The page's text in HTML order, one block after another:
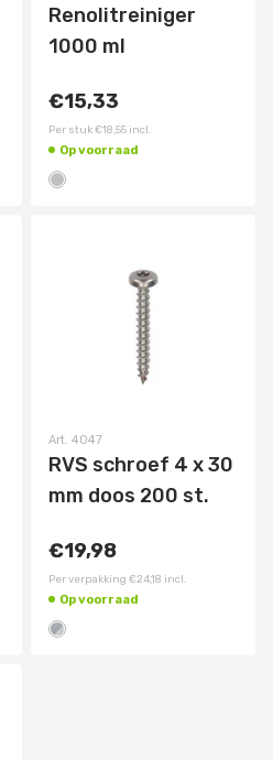
Renolitreiniger
1000 ml
€15,33
Per stuk€18,55 incl.
Op voorraad
Art. 4047
RVS schroef 4 x 30
mm doos 200 st.
€19,98
Per verpakking €24,18 incl.
Op voorraad